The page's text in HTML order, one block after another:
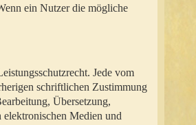
ein Nutzer die mögliche
Jede vom
schriftlichen Zustimmung
Übersetzung,
Medien und